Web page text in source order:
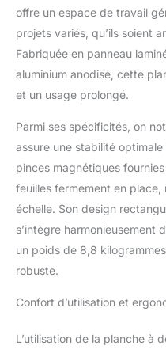
offre un espace de travail
projets variés, qu’ils soient
Fabriquée en panneau
aluminium anodisé, cette
et un usage prolongé.
Parmi ses spécificités, on
assure une stabilité optimale
pinces magnétiques
feuilles fermement en
échelle. Son design
s’intègre harmonieusement
un poids de 8,8
robuste.
Confort d’utilisation et
L’utilisation de la planche à